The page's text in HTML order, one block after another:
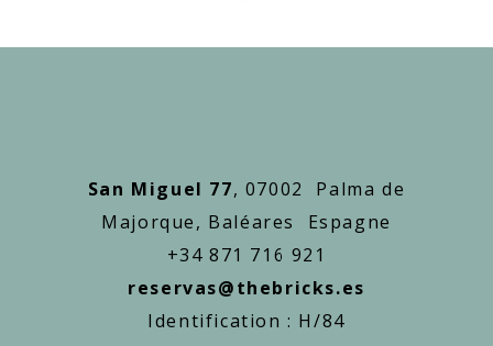
San Miguel 77, 07002 Palma de
Majorque, Baléares Espagne
+34 871 716 921
reservas@thebricks.es
Identification : H/84